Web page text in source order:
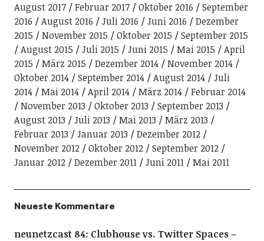
August 2017
Februar 2017 Oktober 2016
September
2016
August 2016 Juli 2016 Juni 2016
Dezember
2015
November 2015 Oktober 2015
September 2015
August 2015
Juli 2015 Juni 2015 Mai 2015
April
2015
März 2015 Dezember 2014
November 2014
Oktober 2014
September 2014 August 2014
Juli
2014
Mai 2014 April 2014 März 2014
Februar 2014
November 2013
Oktober 2013
September 2013
August 2013
Juli 2013 Mai 2013
März 2013
Februar 2013
Januar 2013
Dezember 2012
November 2012
Oktober 2012
September 2012
Januar 2012
Dezember 2011 Juni 2011 Mai 2011
Neueste Kommentare
neunetzcast 84: Clubhouse vs. Twitter Spaces –